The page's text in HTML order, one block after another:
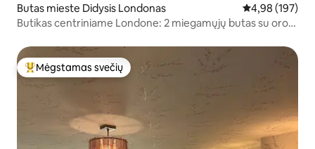
Butas mieste Didysis Londonas Vidutinis
4,98 (197)
Butikas centriniame Londone: 2 miegamųjų butas su oro
Svečių mėgstamiausias
Mėgstamas svečių